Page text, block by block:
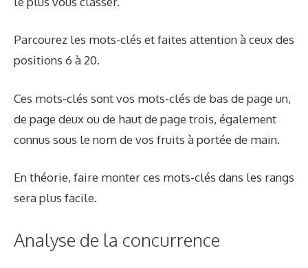
Parcourez les mots-clés et faites attention à ceux des
positions 6 à 20.
Ces mots-clés sont vos mots-clés de bas de page un,
de page deux ou de haut de page trois, également
connus sous le nom de vos fruits à portée de main.
En théorie, faire monter ces mots-clés dans les rangs
sera plus facile.
Analyse de la concurrence